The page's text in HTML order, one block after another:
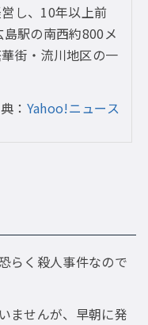
し、10年以上前
駅の南西約800メ
街・流川地区の一
： Yahoo!ニュース
らく殺人事件なので
ませんが、早朝に発